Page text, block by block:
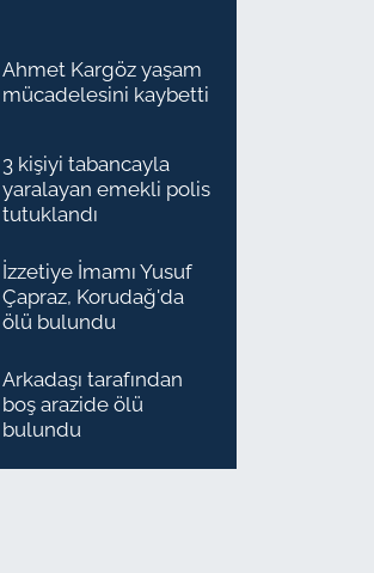
Ahmet Kargöz yaşam
mücadelesini kaybetti
3 kişiyi tabancayla
yaralayan emekli polis
tutuklandı
İzzetiye İmamı Yusuf
Çapraz, Korudağ'da
ölü bulundu
Arkadaşı tarafından
boş arazide ölü
bulundu